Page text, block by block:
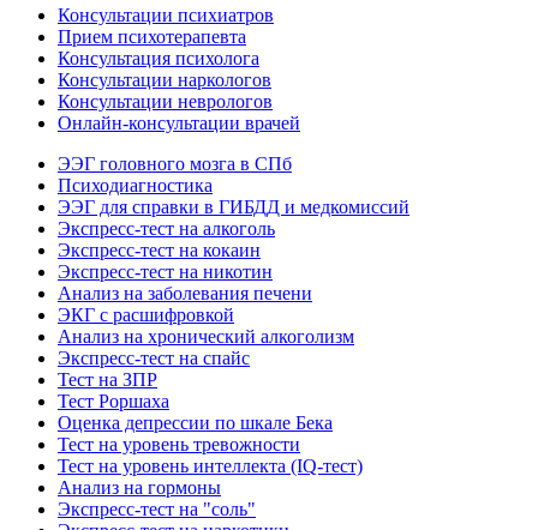
Консультации психиатров
Прием психотерапевта
Консультация психолога
Консультации наркологов
Консультации неврологов
Онлайн-консультации врачей
ЭЭГ головного мозга в СПб
Психодиагностика
ЭЭГ для справки в ГИБДД и медкомиссий
Экспресс-тест на алкоголь
Экспресс-тест на кокаин
Экспресс-тест на никотин
Анализ на заболевания печени
ЭКГ с расшифровкой
Анализ на хронический алкоголизм
Экспресс-тест на спайс
Тест на ЗПР
Тест Роршаха
Оценка депрессии по шкале Бека
Тест на уровень тревожности
Тест на уровень интеллекта (IQ-тест)
Анализ на гормоны
Экспресс-тест на "соль"